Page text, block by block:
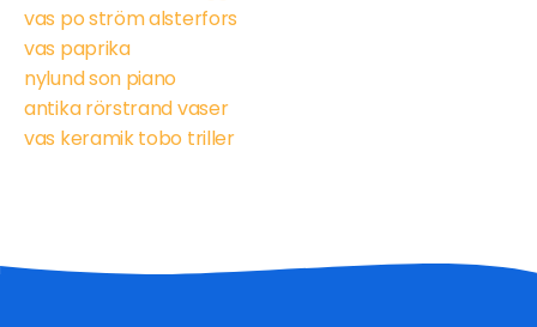
vas po ström alsterfors
vas paprika
nylund son piano
antika rörstrand vaser
vas keramik tobo triller